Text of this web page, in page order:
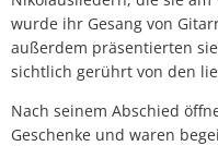
wurde ihr Gesang von
außerdem präsentierten
sichtlich gerührt von den
Nach seinem Abschied
Geschenke und waren